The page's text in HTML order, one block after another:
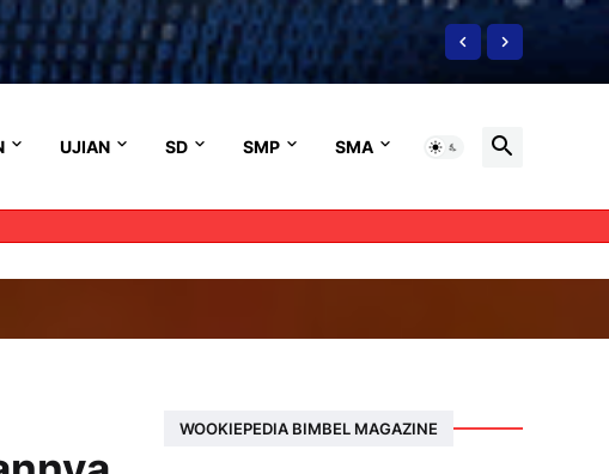
UJIAN SD SMP SMA
WOOKIEPEDIA BIMBEL MAGAZINE